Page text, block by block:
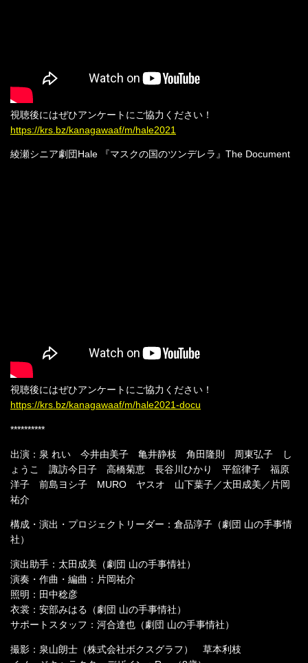
視聴後にはぜひアンケートにご協力ください！
https://krs.bz/kanagawaaf/m/hale2021
綾瀬シニア劇団Hale 『マスクの国のツンデレラ』The Document
視聴後にはぜひアンケートにご協力ください！
https://krs.bz/kanagawaaf/m/hale2021-docu
**********
出演：泉 れい 今井由美子 亀井静枝 角田隆則 周東弘子 し
ょうこ 諏訪今日子 高橋菊恵 長谷川ひかり 平舘律子 福原
洋子 前島ヨシ子 MURO ヤスオ 山下葉子／太田成美／片岡
祐介
構成・演出・プロジェクトリーダー：倉品淳子（劇団 山の手事情
社）
演出助手：太田成美（劇団 山の手事情社）
演奏・作曲・編曲：片岡祐介
照明：田中稔彦
衣裳：安部みはる（劇団 山の手事情社）
サポートスタッフ：河合達也（劇団 山の手事情社）
撮影：泉山朗士（株式会社ボクスグラフ） 草本利枝